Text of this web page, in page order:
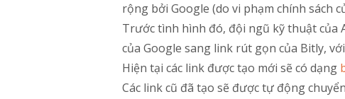
rộng bởi Google (do vi phạm chính sách
Trước tình hình đó, đội ngũ kỹ thuật của
của Google sang link rút gọn của Bitly,
Hiện tại các link được tạo mới sẽ có dạng
Các link cũ đã tạo sẽ được tự động